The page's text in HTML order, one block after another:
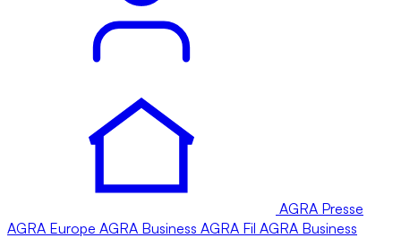
AGRA Presse
AGRA Europe AGRA Business AGRA Fil AGRA Business